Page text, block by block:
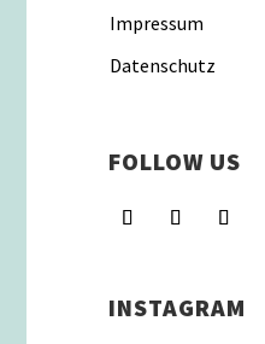
Impressum
Datenschutz
FOLLOW US
INSTAGRAM